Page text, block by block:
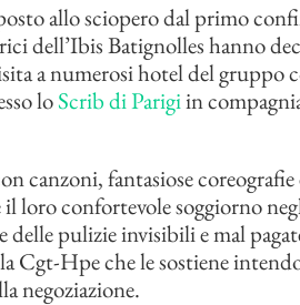
allo sciopero dal primo
dell’Ibis Batignolles hanno
a numerosi hotel del gruppo
loScrib di Parigiin
canzoni, fantasiose
loro confortevole soggiorno
pulizie invisibili e mal
Cgt-Hpe che le sostiene
negoziazione.